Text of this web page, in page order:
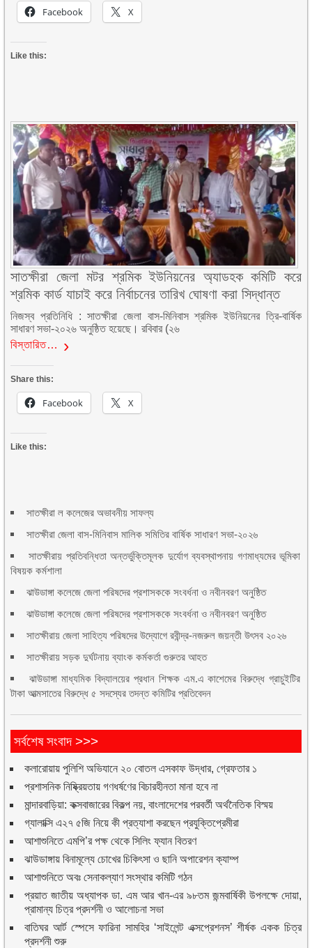
Facebook X
Like this:
সাতক্ষীরা জেলা মটর শ্রমিক ইউনিয়নের অ্যাডহক কমিটি করে
শ্রমিক কার্ড যাচাই করে নির্বাচনের তারিখ ঘোষণা করা সিদ্ধান্ত
নিজস্ব প্রতিনিধি : সাতক্ষীরা জেলা বাস-মিনিবাস শ্রমিক ইউনিয়নের ত্রি-বার্ষিক
সাধারণ সভা-২০২৬ অনুষ্ঠিত হয়েছে। রবিবার (২৬
বিস্তারিত…
Share this:
Facebook X
Like this:
সাতক্ষীরা ল কলেজের অভাবনীয় সাফল্য
সাতক্ষীরা জেলা বাস-মিনিবাস মালিক সমিতির বার্ষিক সাধারণ সভা-২০২৬
সাতক্ষীরায় প্রতিবন্ধিতা অন্তর্ভুক্তিমূলক দুর্যোগ ব্যবস্থাপনায় গণমাধ্যমের ভূমিকা
বিষয়ক কর্মশালা
ঝাউডাঙ্গা কলেজে জেলা পরিষদের প্রশাসককে সংবর্ধনা ও নবীনবরণ অনুষ্ঠিত
ঝাউডাঙ্গা কলেজে জেলা পরিষদের প্রশাসককে সংবর্ধনা ও নবীনবরণ অনুষ্ঠিত
সাতক্ষীরায় জেলা সাহিত্য পরিষদের উদ্যোগে রবীন্দ্র-নজরুল জয়ন্তী উৎসব ২০২৬
সাতক্ষীরায় সড়ক দুর্ঘটনায় ব্যাংক কর্মকর্তা গুরুতর আহত
ঝাউডাঙ্গা মাধ্যমিক বিদ্যালয়ের প্রধান শিক্ষক এম.এ কাশেমের বিরুদ্ধে গ্রাচুইটির
টাকা আত্মসাতের বিরুদ্ধে ৫ সদস্যের তদন্ত কমিটির প্রতিবেদন
সর্বশেষ সংবাদ >>>
কলারোয়ায় পুলিশি অভিযানে ২০ বোতল এসকাফ উদ্ধার, গ্রেফতার ১
প্রশাসনিক নিষ্ক্রিয়তায় গণধর্ষণের বিচারহীনতা মানা হবে না
মান্দারবাড়িয়া: কক্সবাজারের বিকল্প নয়, বাংলাদেশের পরবর্তী অর্থনৈতিক বিস্ময়
গ্যালাক্সি এ২৭ ৫জি নিয়ে কী প্রত্যাশা করছেন প্রযুক্তিপ্রেমীরা
আশাশুনিতে এমপি’র পক্ষ থেকে সিলিং ফ্যান বিতরণ
ঝাউডাঙ্গায় বিনামূল্যে চোখের চিকিৎসা ও ছানি অপারেশন ক্যাম্প
আশাশুনিতে অবঃ সেনাকল্যাণ সংস্থার কমিটি গঠন
প্রয়াত জাতীয় অধ্যাপক ডা. এম আর খান-এর ৯৮তম জন্মবার্ষিকী উপলক্ষে দোয়া,
প্রামান্য চিত্র প্রদর্শনী ও আলোচনা সভা
বাতিঘর আর্ট স্পেসে ফারিনা সামহির ‘সাইলেন্ট এক্সপ্রেশনস’ শীর্ষক একক চিত্র
প্রদর্শনী শুরু